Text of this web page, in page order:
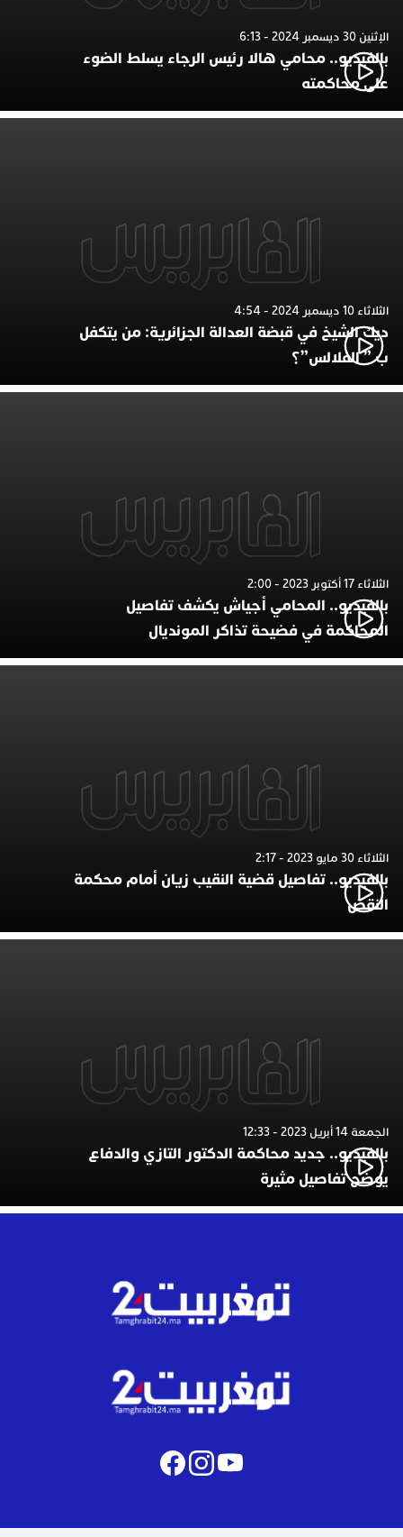
الإثنين 30 ديسمبر 2024 - 6:13
بالفيديو.. محامي هالا رئيس الرجاء يسلط الضوء
على محاكمته
الثلاثاء 10 ديسمبر 2024 - 4:54
ديك الشيخ في قبضة العدالة الجزائرية: من يتكفل
ب ” الفلالس”؟
الثلاثاء 17 أكتوبر 2023 - 2:00
بالفيديو.. المحامي أجياش يكشف تفاصيل
المحاكمة في فضيحة تذاكر المونديال
الثلاثاء 30 مايو 2023 - 2:17
بالفيديو.. تفاصيل قضية النقيب زيان أمام محكمة
النقض
الجمعة 14 أبريل 2023 - 12:33
بالفيديو.. جديد محاكمة الدكتور التازي والدفاع
يوضح تفاصيل مثيرة